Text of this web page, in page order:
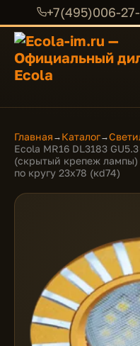
+7(495)006-
Главная → Каталог→
Ecola MR16 DL3183
(скрытый крепеж
по кругу 23x78 (кd74)